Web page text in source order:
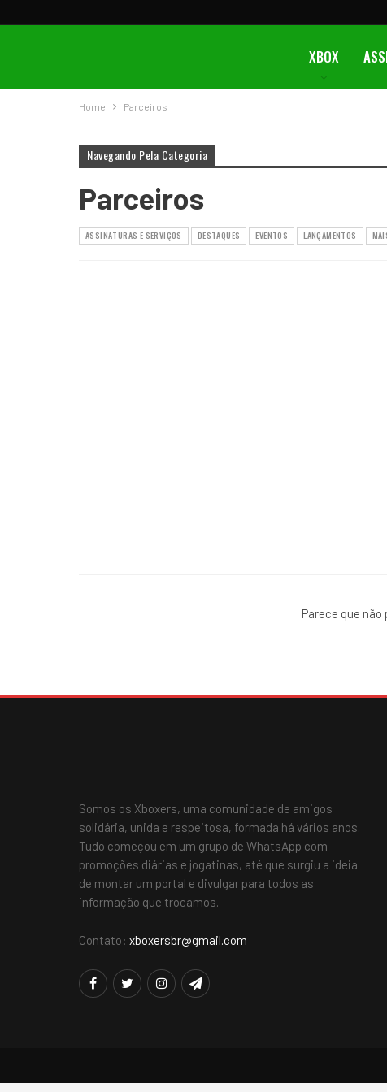
XBOX
Home Parceiros
Navegando Pela Categoria
Parceiros
ASSINATURAS E SERVIÇOS DESTAQUES EVENTOS LANÇAMENTOS
Parece que
Somos os Xboxers, uma comunidade de amigos
solidária, unida e respeitosa, formada há vários anos.
Tudo começou em um grupo de WhatsApp com
promoções diárias e jogatinas, até que surgiu a ideia
de montar um portal e divulgar para todos as
informação que trocamos.
Contato: xboxersbr@gmail.com